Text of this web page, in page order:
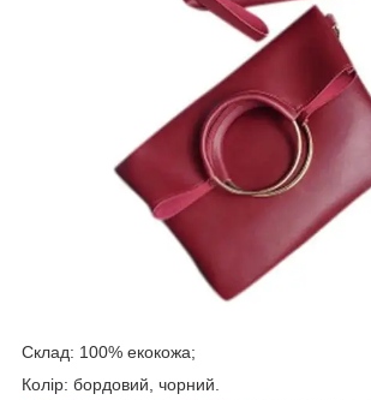
Склад: 100% екокожа;
Колір: бордовий, чорний.